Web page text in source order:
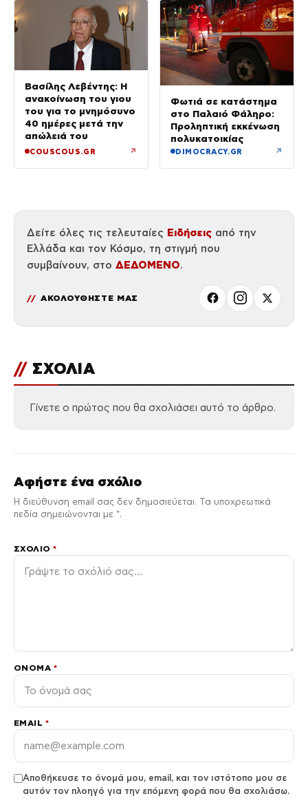
Βασίλης Λεβέντης: Η
ανακοίνωση του γιου
του για το μνημόσυνο
40 ημέρες μετά την
απώλειά του
COUSCOUS.GR ↗
Φωτιά σε κατάστημα
στο Παλαιό Φάληρο:
Προληπτική εκκένωση
πολυκατοικίας
DIMOCRACY.GR ↗
Δείτε όλες τις τελευταίες Ειδήσεις από την
Ελλάδα και τον Κόσμο, τη στιγμή που
συμβαίνουν, στο ΔΕΔΟΜΕΝΟ.
ΑΚΟΛΟΥΘΗΣΤΕ ΜΑΣ
// ΣΧΟΛΙΑ
Γίνετε ο πρώτος που θα σχολιάσει αυτό το άρθρο.
Αφήστε ένα σχόλιο
Η διεύθυνση email σας δεν δημοσιεύεται. Τα υποχρεωτικά
πεδία σημειώνονται με *.
ΣΧΌΛΙΟ*
ΌΝΟΜΑ *
EMAIL *
Αποθήκευσε το όνομά μου, email, και τον ιστότοπο μου σε
αυτόν τον πλοηγό για την επόμενη φορά που θα σχολιάσω.